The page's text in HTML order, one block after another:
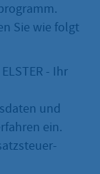
Sie wie folgt
- Ihr
und
ein.